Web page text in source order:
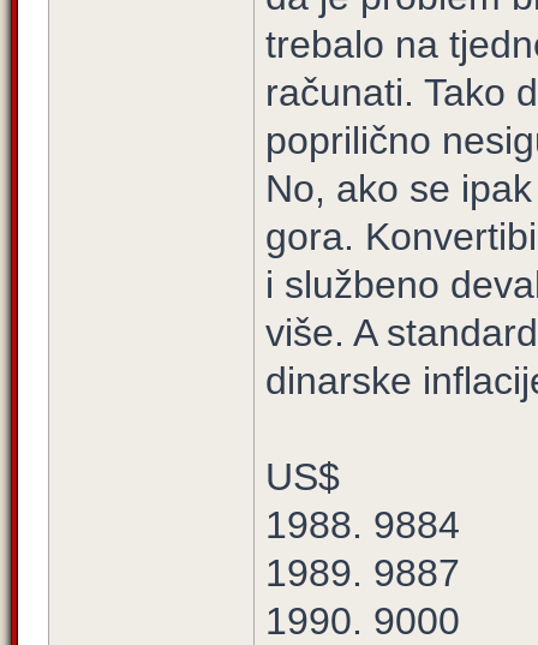
trebalo na
računati. Tako
poprilično
No, ako se
gora.
i službeno
više. A
dinarske
US$
1988. 9884
1989. 9887
1990. 9000